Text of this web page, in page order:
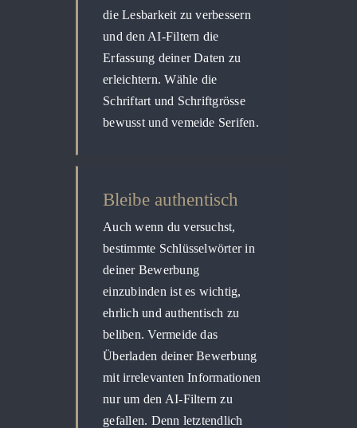
die Lesbarkeit zu verbessern
und den AI-Filtern die
Erfassung deiner Daten zu
erleichtern. Wähle die
Schriftart und Schriftgrösse
bewusst und vemeide Serifen.
Bleibe authentisch
Auch wenn du versuchst,
bestimmte Schlüsselwörter in
deiner Bewerbung
einzubinden ist es wichtig,
ehrlich und authentisch zu
beliben. Vermeide das
Überladen deiner Bewerbung
mit irrelevanten Informationen
nur um den AI-Filtern zu
gefallen. Denn letztendlich